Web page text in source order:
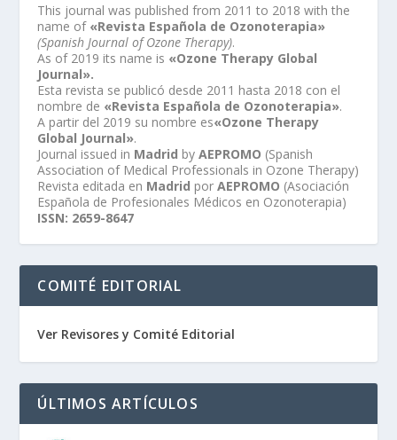
This journal was published from 2011 to 2018 with the
name of «Revista Española de Ozonoterapia»
(Spanish Journal of Ozone Therapy).
As of 2019 its name is «Ozone Therapy Global
Journal».
Esta revista se publicó desde 2011 hasta 2018 con el
nombre de «Revista Española de Ozonoterapia».
A partir del 2019 su nombre es«Ozone Therapy
Global Journal».
Journal issued in Madrid byAEPROMO (Spanish
Association of Medical Professionals in Ozone Therapy)
Revista editada en Madrid porAEPROMO (Asociación
Española de Profesionales Médicos en Ozonoterapia)
ISSN: 2659-8647
COMITÉ EDITORIAL
Ver Revisores y Comité Editorial
ÚLTIMOS ARTÍCULOS